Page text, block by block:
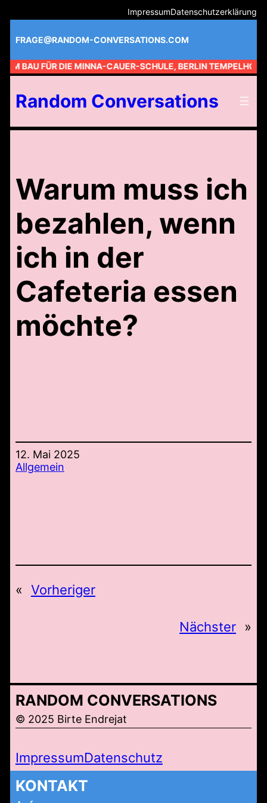
Inhalt
springen
ImpressumDatenschutzerklärung
FRAGE@RANDOM-CONVERSATIONS.COM
AM BAU FÜR DIE MINNA-CAUER-SCHULE, BERLIN TEMPELHOF //
Random Conversations
Warum muss ich
bezahlen, wenn
ich in der
Cafeteria essen
möchte?
12. Mai 2025
Allgemein
« Vorheriger
Nächster »
RANDOM CONVERSATIONS
© 2025 Birte Endrejat
ImpressumDatenschutz
KONTAKT